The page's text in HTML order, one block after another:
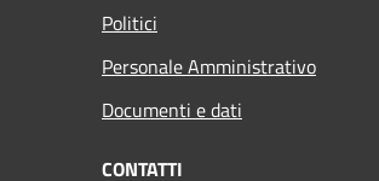
Politici
Personale Amministrativo
Documenti e dati
CONTATTI